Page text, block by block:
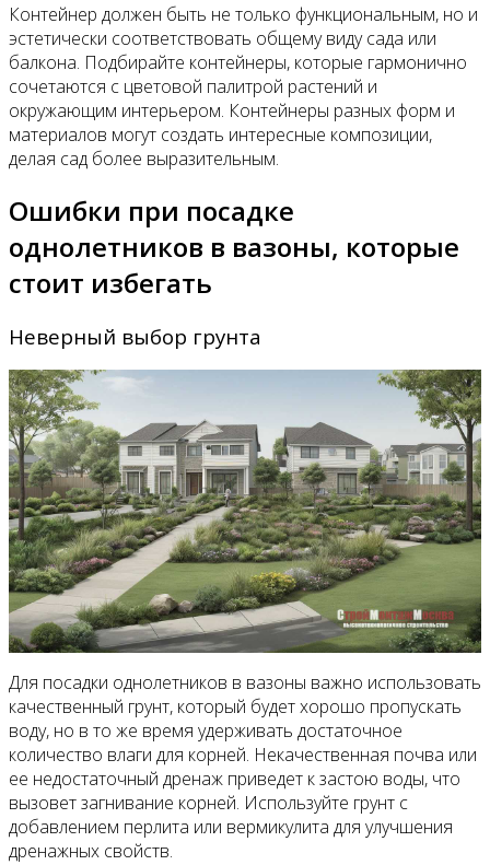
Контейнер должен быть не только функциональным, но и
эстетически соответствовать общему виду сада или
балкона. Подбирайте контейнеры, которые гармонично
сочетаются с цветовой палитрой растений и
окружающим интерьером. Контейнеры разных форм и
материалов могут создать интересные композиции,
делая сад более выразительным.
Ошибки при посадке
однолетников в вазоны, которые
стоит избегать
Неверный выбор грунта
Для посадки однолетников в вазоны важно использовать
качественный грунт, который будет хорошо пропускать
воду, но в то же время удерживать достаточное
количество влаги для корней. Некачественная почва или
ее недостаточный дренаж приведет к застою воды, что
вызовет загнивание корней. Используйте грунт с
добавлением перлита или вермикулита для улучшения
дренажных свойств.